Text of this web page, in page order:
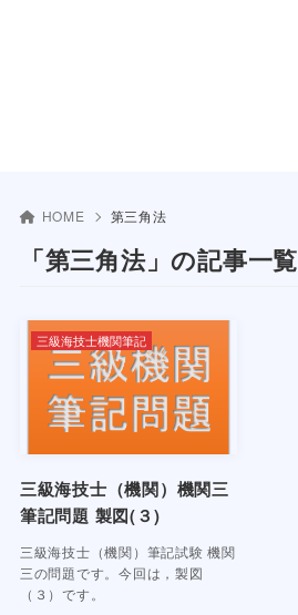
HOME 第三角法
「第三角法」の記事一覧
三級海技士（機関）機関三
筆記問題 製図(３)
三級海技士（機関）筆記試験 機関
三の問題です。今回は，製図
（３）です。
三級海技士機関筆記